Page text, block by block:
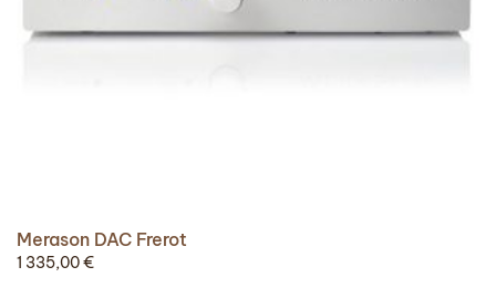
Merason DAC Frerot
1 335,00€